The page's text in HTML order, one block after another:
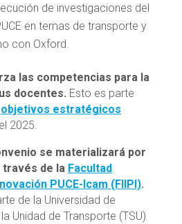
de investigaciones del
en temas de transporte y
con Oxford.
las competencias para la
docentes. Esto es parte
objetivos estratégicos
2025.
se materializará por
través de la Facultad
PUCE-Icam (FIIPI).
de la Universidad de
Unidad de Transporte (TSU)